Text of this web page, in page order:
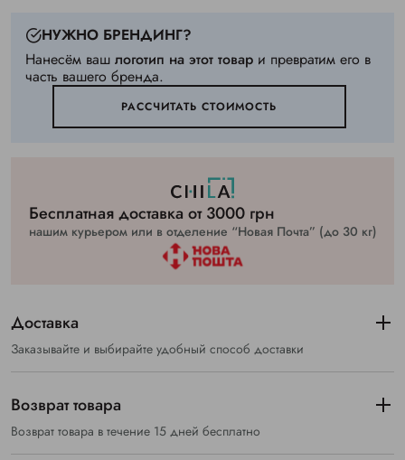
НУЖНО БРЕНДИНГ?
Нанесём ваш логотип на этот товар и превратим его в
часть вашего бренда.
РАССЧИТАТЬ СТОИМОСТЬ
Бесплатная доставка от 3000 грн
нашим курьером или в отделение “Новая Почта” (до 30 кг)
Доставка
Заказывайте и выбирайте удобный способ доставки
Возврат товара
Возврат товара в течение 15 дней бесплатно